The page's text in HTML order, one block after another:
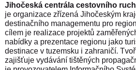
Jihočeská centrála cestovního
je organizace zřízená Jihočeským
destinačního managementu pro
cílem je realizace projektů
nabídky a prezentace regionu jako
destinace v tuzemsku i zahraničí.
zajišťuje vydávání tištěných